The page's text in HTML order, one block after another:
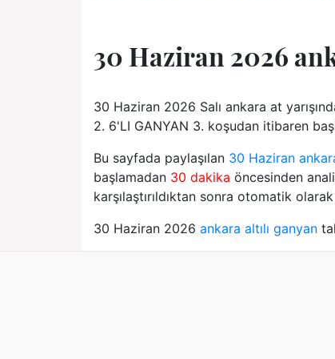
30 Haziran 2026
30 Haziran 2026 Salı ankara at
2. 6'LI GANYAN 3. koşudan itibaren
Bu sayfada paylaşılan 30 Haziran
başlamadan 30 dakika öncesinden
karşılaştırıldıktan sonra otomatik
30 Haziran 2026 ankara altılı ganyan